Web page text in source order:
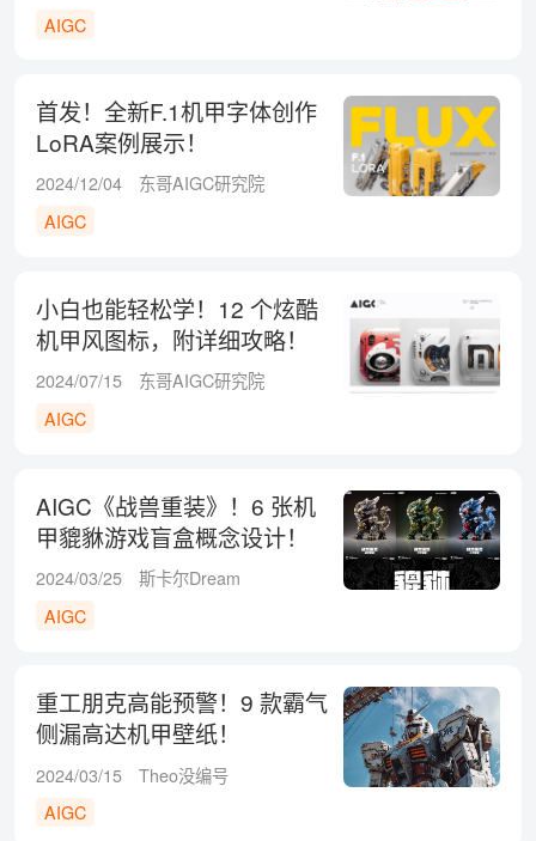
AIGC
首发！全新F.1机甲字体创作
LoRA案例展示！
2024/12/04
东哥AIGC研究院
AIGC
小白也能轻松学！12 个炫酷
机甲风图标，附详细攻略！
2024/07/15
东哥AIGC研究院
AIGC
AIGC《战兽重装》！6 张机
甲貔貅游戏盲盒概念设计！
2024/03/25
斯卡尔Dream
AIGC
重工朋克高能预警！9 款霸气
侧漏高达机甲壁纸！
2024/03/15
Theo没编号
AIGC